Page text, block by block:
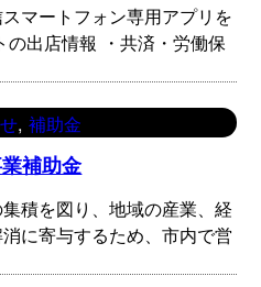
マートフォン専用アプリを
出店情報 ・共済・労働保
, 補助金
補助金
積を図り、地域の産業、経
に寄与するため、市内で営